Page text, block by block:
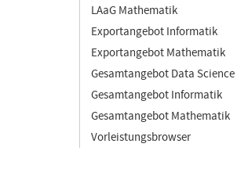
LAaG Mathematik
Exportangebot Informatik
Exportangebot Mathematik
Gesamtangebot Data Science
Gesamtangebot Informatik
Gesamtangebot Mathematik
Vorleistungsbrowser